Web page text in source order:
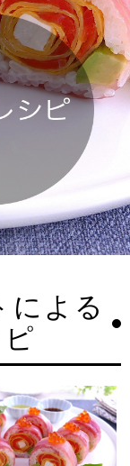
による